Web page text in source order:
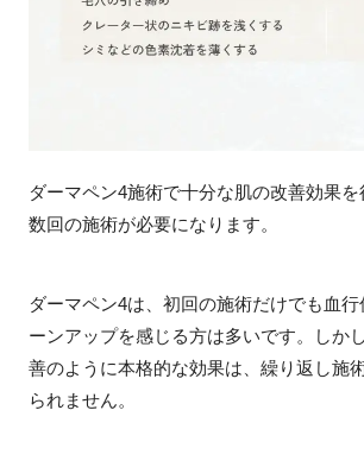
ダーマペン4施術で十分な肌の改善効果
数回の施術が必要になります。
ダーマペン4は、初回の施術だけでも血行
ーンアップを感じる方は多いです。しか
善のように本格的な効果は、繰り返し施
られません。